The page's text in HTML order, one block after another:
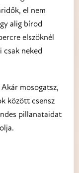
el nem
alig bírod
elszöknél
csak neked
mosogatsz,
között csensz
pillanataidat